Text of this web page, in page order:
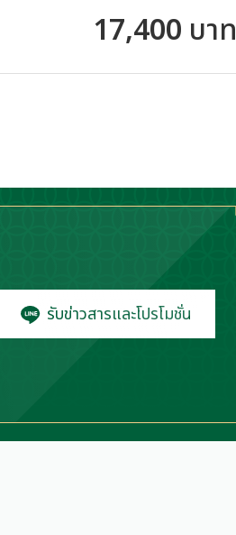
17,400 บาท
รับข่าวสารและโปรโมชั่น